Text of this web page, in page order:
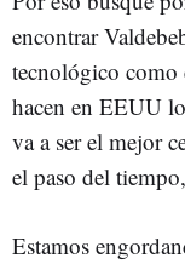
encontrar
tecnológico
hacen en EEUU
va a ser el mejor
el paso del
Estamos